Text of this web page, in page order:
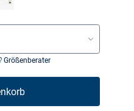
Größenberater